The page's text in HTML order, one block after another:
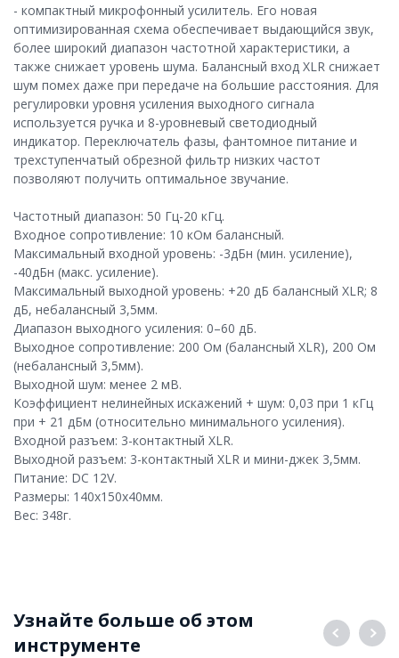
- компактный микрофонный усилитель. Его новая
оптимизированная схема обеспечивает выдающийся звук,
более широкий диапазон частотной характеристики, а
также снижает уровень шума. Балансный вход XLR снижает
шум помех даже при передаче на большие расстояния. Для
регулировки уровня усиления выходного сигнала
используется ручка и 8-уровневый светодиодный
индикатор. Переключатель фазы, фантомное питание и
трехступенчатый обрезной фильтр низких частот
позволяют получить оптимальное звучание.
Частотный диапазон: 50 Гц-20 кГц.
Входное сопротивление: 10 кОм балансный.
Максимальный входной уровень: -3дБн (мин. усиление),
-40дБн (макс. усиление).
Максимальный выходной уровень: +20 дБ балансный XLR; 8
дБ, небалансный 3,5мм.
Диапазон выходного усиления: 0–60 дБ.
Выходное сопротивление: 200 Ом (балансный XLR), 200 Ом
(небалансный 3,5мм).
Выходной шум: менее 2 мВ.
Коэффициент нелинейных искажений + шум: 0,03 при 1 кГц
при + 21 дБм (относительно минимального усиления).
Входной разъем: 3-контактный XLR.
Выходной разъем: 3-контактный XLR и мини-джек 3,5мм.
Питание: DC 12V.
Размеры: 140х150х40мм.
Вес: 348г.
Узнайте больше об этом
инструменте